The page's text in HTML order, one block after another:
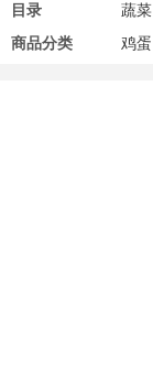
目录 蔬菜
商品分类
鸡蛋